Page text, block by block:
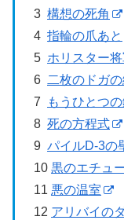
3 構想の死角
4 指輪の爪あと
5 ホリスター
6 二枚のドガ
7
もうひとつ
8 死の方程式
9 パイルD-3の
10 黒のエチュ
11 悪の温室
12 アリバイの